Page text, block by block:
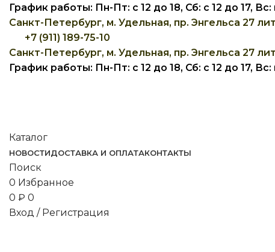
График работы: Пн-Пт: с 12 до 18, Сб: с 12 до 17,
Санкт-Петербург, м. Удельная, пр. Энгельса 27
+7 (911) 189-75-10
Санкт-Петербург, м. Удельная, пр. Энгельса 27
График работы: Пн-Пт: с 12 до 18, Сб: с 12 до 17,
Каталог
НОВОСТИДОСТАВКА И ОПЛАТАКОНТАКТЫ
Поиск
0 Избранное
0 ₽ 0
Вход / Регистрация